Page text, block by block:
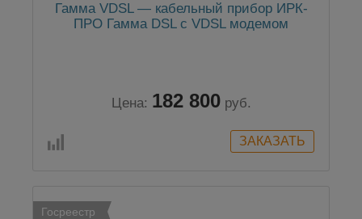
Гамма VDSL — кабельный прибор ИРК-
ПРО Гамма DSL с VDSL модемом
Цена: 182 800 руб.
Госреестр